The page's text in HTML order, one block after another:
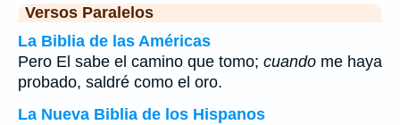
Versos Paralelos
La Biblia de las Américas
Pero El sabe el camino que tomo; cuando me haya
probado, saldré como el oro.
La Nueva Biblia de los Hispanos